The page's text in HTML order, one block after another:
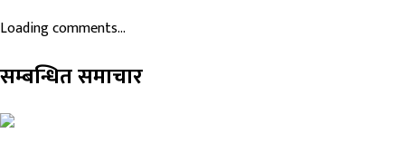
Loading comments...
सम्बन्धित समाचार